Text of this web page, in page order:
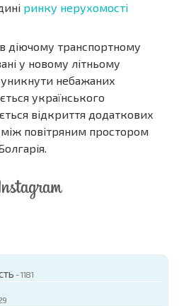
ринку нерухомості
діючому транспортному
у новому літньому
небажаних
українського
відкриття додаткових
між повітряним простором
- 1181